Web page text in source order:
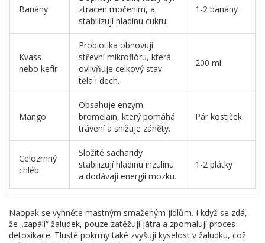
Banány
ztracen močením, a
stabilizují hladinu cukru.
1-2 banány
Kvass
nebo kefír
Probiotika obnovují
střevní mikroflóru, která
ovlivňuje celkový stav
těla i dech.
200 ml
Mango
Obsahuje enzym
bromelain, který pomáhá
trávení a snižuje záněty.
Pár kostiček
Celozrnný
chléb
Složité sacharidy
stabilizují hladinu inzulínu
a dodávají energii mozku.
1-2 plátky
Naopak se vyhněte mastným smaženým jídlům. I když se zdá,
že „zapálí“ žaludek, pouze zatěžují játra a zpomalují proces
detoxikace. Tlusté pokrmy také zvyšují kyselost v žaludku, což